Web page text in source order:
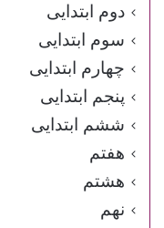
دوم ابتدایی
سوم ابتدایی
چهارم ابتدایی
پنجم ابتدایی
ششم ابتدایی
هفتم
هشتم
نهم